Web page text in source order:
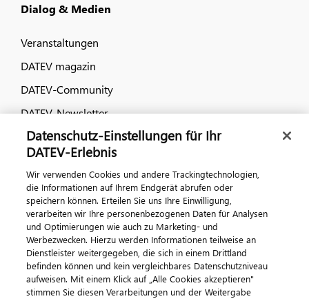
Dialog & Medien
Veranstaltungen
DATEV magazin
DATEV-Community
DATEV-Newsletter
Kontaktieren Sie uns
ImpressumDatenschutzAGB Kontakt
Cookie-Einstellungen
Datenschutz-Einstellungen für Ihr
DATEV-Erlebnis
Wir verwenden Cookies und andere Trackingtechnologien,
die Informationen auf Ihrem Endgerät abrufen oder
speichern können. Erteilen Sie uns Ihre Einwilligung,
verarbeiten wir Ihre personenbezogenen Daten für Analysen
und Optimierungen wie auch zu Marketing- und
Werbezwecken. Hierzu werden Informationen teilweise an
Dienstleister weitergegeben, die sich in einem Drittland
befinden können und kein vergleichbares Datenschutzniveau
aufweisen. Mit einem Klick auf „Alle Cookies akzeptieren"
stimmen Sie diesen Verarbeitungen und der Weitergabe